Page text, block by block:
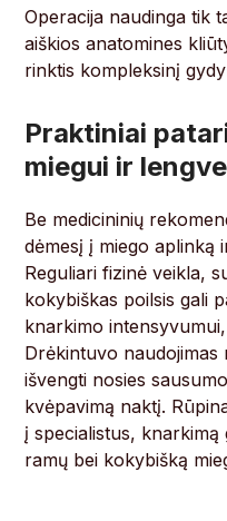
Operacija naudinga tik
aiškios anatomines
rinktis kompleksinį
Praktiniai
miegui ir
Be medicininių
dėmesį į miego aplinką
Reguliari fizinė veikla,
kokybiškas poilsis gali
knarkimo
Drėkintuvo naudojimas
išvengti nosies
kvėpavimą naktį.
į specialistus,
ramų bei kokybišką